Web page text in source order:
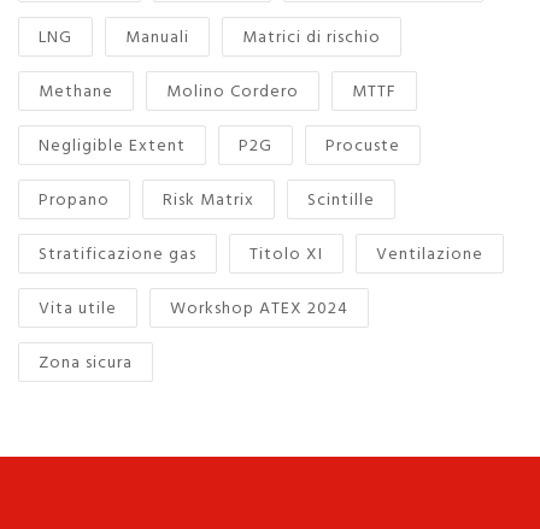
LNG
Manuali
Matrici di rischio
Methane
Molino Cordero
MTTF
Negligible Extent
P2G
Procuste
Propano
Risk Matrix
Scintille
Stratificazione gas
Titolo XI
Ventilazione
Vita utile
Workshop ATEX 2024
Zona sicura